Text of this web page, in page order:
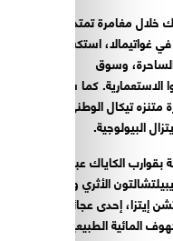
غواتيمالا، استكشف
وسوق
الاستعمارية. كما ستخوض
تيكال الوطني،
البيولوجية.
الكاياك عبر غابات
الأثري ومعبد
إحدى عجائب الدنيا
المائية الطبيعية